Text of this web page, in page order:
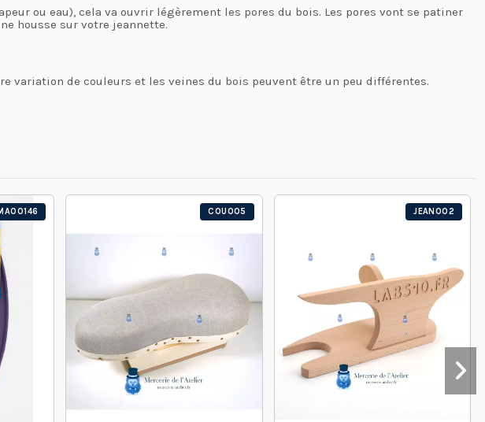
ou eau), cela va ouvrir légèrement les pores du bois. Les pores vont se patiner
housse sur votre jeannette.
variation de couleurs et les veines du bois peuvent être un peu différentes.
COU005 JEAN002